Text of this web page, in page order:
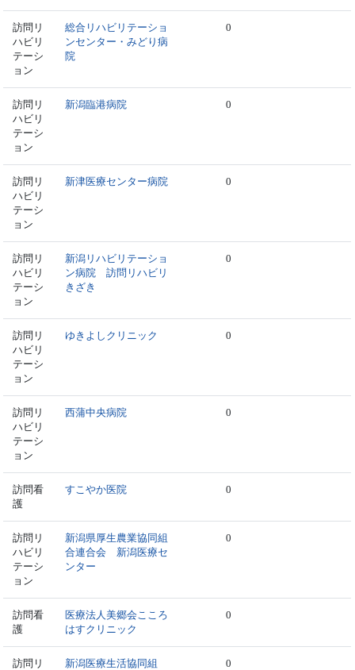
訪問リ
ハビリ
テーシ
ョン
総合リハビリテーショ
ンセンター・みどり病
院
0
訪問リ
ハビリ
テーシ
ョン
新潟臨港病院 0
訪問リ
ハビリ
テーシ
ョン
新津医療センター病院 0
訪問リ
ハビリ
テーシ
ョン
新潟リハビリテーショ
ン病院 訪問リハビリ
きざき
0
訪問リ
ハビリ
テーシ
ョン
ゆきよしクリニック 0
訪問リ
ハビリ
テーシ
ョン
西蒲中央病院 0
訪問看
護
すこやか医院 0
訪問リ
ハビリ
テーシ
ョン
新潟県厚生農業協同組
合連合会 新潟医療セ
ンター
0
訪問看
護
医療法人美郷会こころ
はすクリニック
0
訪問リ
新潟医療生活協同組
0